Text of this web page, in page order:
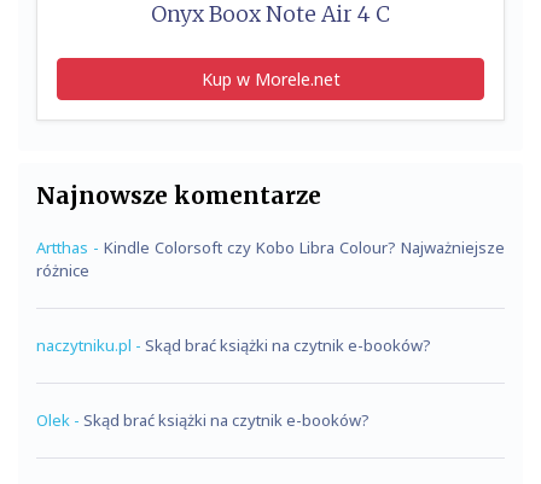
Onyx Boox Note Air 4 C
Kup w Morele.net
Najnowsze komentarze
Artthas - Kindle Colorsoft czy Kobo Libra Colour? Najważniejsze
różnice
naczytniku.pl - Skąd brać książki na czytnik e-booków?
Olek - Skąd brać książki na czytnik e-booków?